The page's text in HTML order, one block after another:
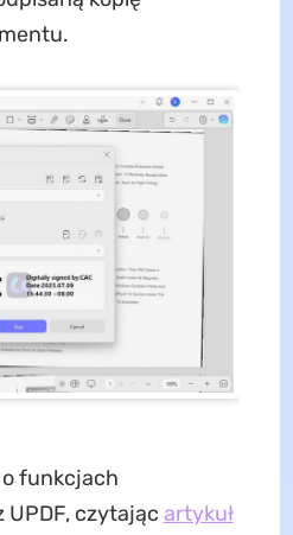
o funkcjach
czytając artykuł